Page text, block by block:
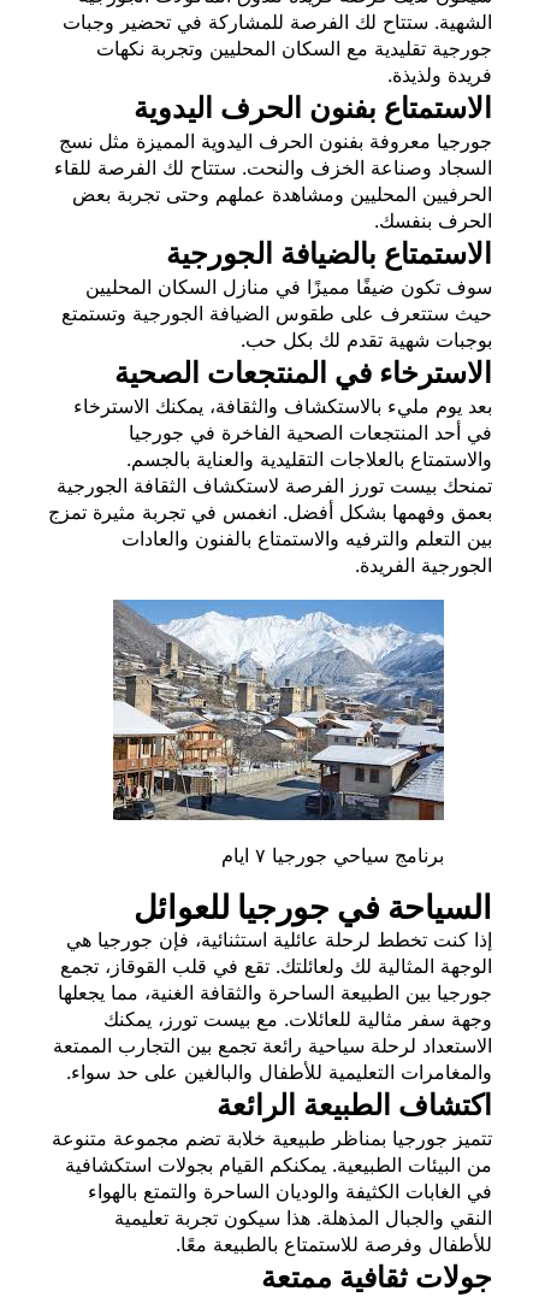
الشهية. ستتاح لك الفرصة للمشاركة في تحضير وجبات
جورجية تقليدية مع السكان المحليين وتجربة نكهات
فريدة ولذيذة.
الاستمتاع بفنون الحرف اليدوية
جورجيا معروفة بفنون الحرف اليدوية المميزة مثل نسج
السجاد وصناعة الخزف والنحت. ستتاح لك الفرصة للقاء
الحرفيين المحليين ومشاهدة عملهم وحتى تجربة بعض
الحرف بنفسك.
الاستمتاع بالضيافة الجورجية
سوف تكون ضيفًا مميزًا في منازل السكان المحليين
حيث ستتعرف على طقوس الضيافة الجورجية وتستمتع
بوجبات شهية تقدم لك بكل حب.
الاسترخاء في المنتجعات الصحية
بعد يوم مليء بالاستكشاف والثقافة، يمكنك الاسترخاء
في أحد المنتجعات الصحية الفاخرة في جورجيا
والاستمتاع بالعلاجات التقليدية والعناية بالجسم.
تمنحك بيست تورز الفرصة لاستكشاف الثقافة الجورجية
بعمق وفهمها بشكل أفضل. انغمس في تجربة مثيرة تمزج
بين التعلم والترفيه والاستمتاع بالفنون والعادات
الجورجية الفريدة.
برنامج سياحي جورجيا ٧ ايام
السياحة في جورجيا للعوائل
إذا كنت تخطط لرحلة عائلية استثنائية، فإن جورجيا هي
الوجهة المثالية لك ولعائلتك. تقع في قلب القوقاز، تجمع
جورجيا بين الطبيعة الساحرة والثقافة الغنية، مما يجعلها
وجهة سفر مثالية للعائلات. مع بيست تورز، يمكنك
الاستعداد لرحلة سياحية رائعة تجمع بين التجارب الممتعة
والمغامرات التعليمية للأطفال والبالغين على حد سواء.
اكتشاف الطبيعة الرائعة
تتميز جورجيا بمناظر طبيعية خلابة تضم مجموعة متنوعة
من البيئات الطبيعية. يمكنكم القيام بجولات استكشافية
في الغابات الكثيفة والوديان الساحرة والتمتع بالهواء
النقي والجبال المذهلة. هذا سيكون تجربة تعليمية
للأطفال وفرصة للاستمتاع بالطبيعة معًا.
جولات ثقافية ممتعة